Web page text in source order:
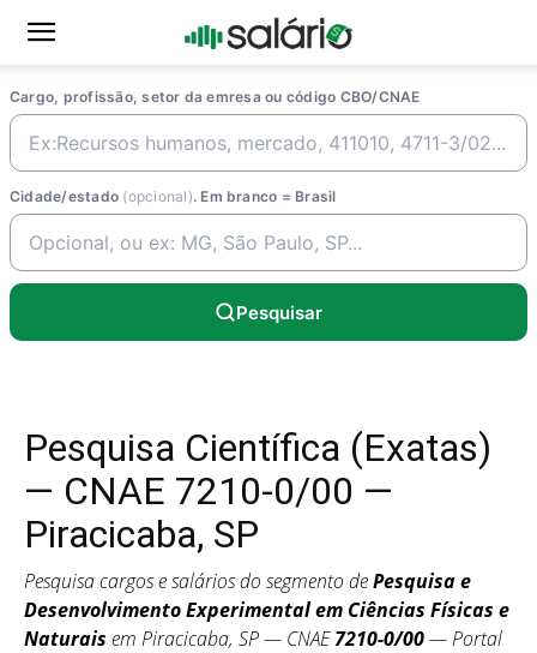
Cargo, profissão, setor da emresa ou código CBO/CNAE
Cidade/estado (opcional). Em branco = Brasil
Pesquisar
Pesquisa Científica (Exatas)
— CNAE 7210-0/00 —
Piracicaba, SP
Pesquisa cargos e salários do segmento dePesquisa e
Desenvolvimento Experimental em Ciências Físicas e
Naturais em Piracicaba, SP — CNAE7210-0/00— Portal